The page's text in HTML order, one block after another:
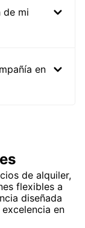
de mi
en
de alquiler,
flexibles a
diseñada
en